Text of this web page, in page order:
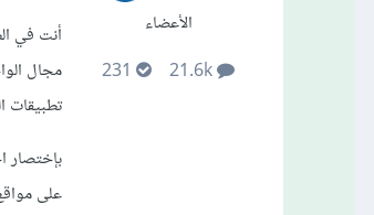
الأعضاء
أنت في
مجال
تطبيقات
بإختصار
على